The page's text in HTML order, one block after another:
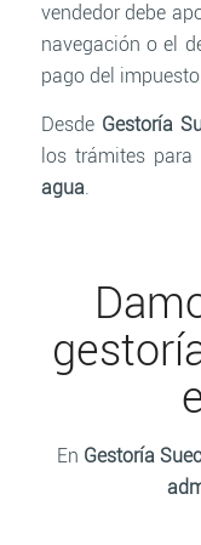
vendedor debe
navegación o el
pago del
Desde Gestoría
los trámites para
agua.
En Gestoría